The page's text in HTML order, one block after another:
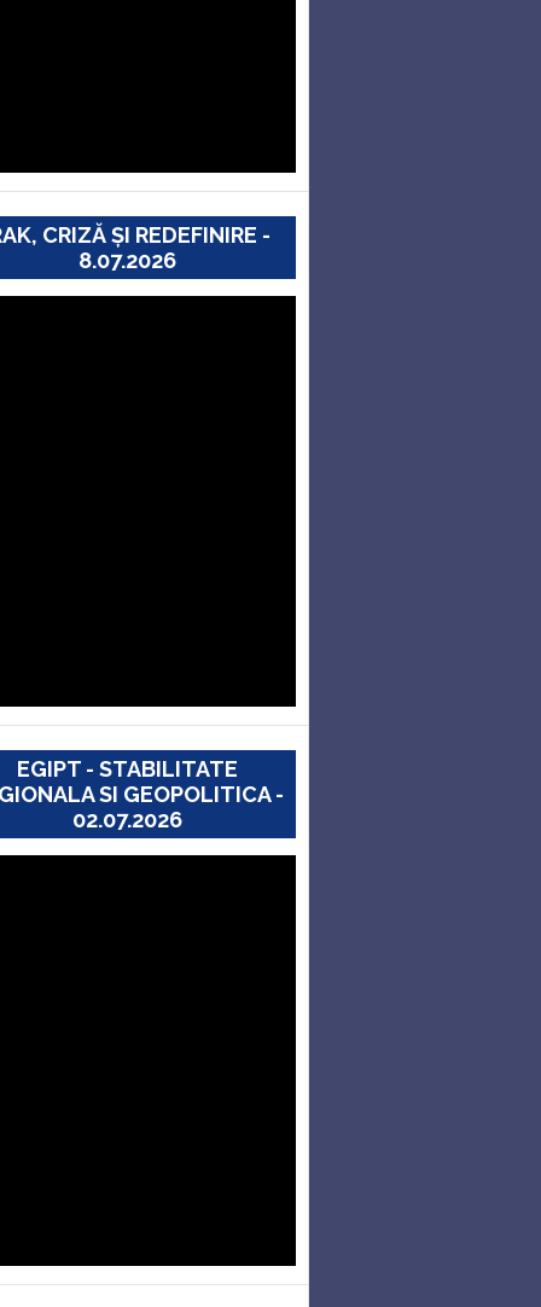
CRIZĂ ȘI REDEFINIRE -
8.07.2026
EGIPT - STABILITATE
SI GEOPOLITICA -
02.07.2026